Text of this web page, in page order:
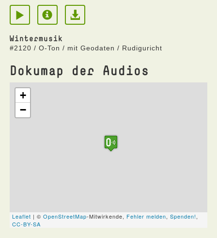
Wintermusik
#2120 / O-Ton / mit Geodaten / Rudiguricht
Dokumap der Audios